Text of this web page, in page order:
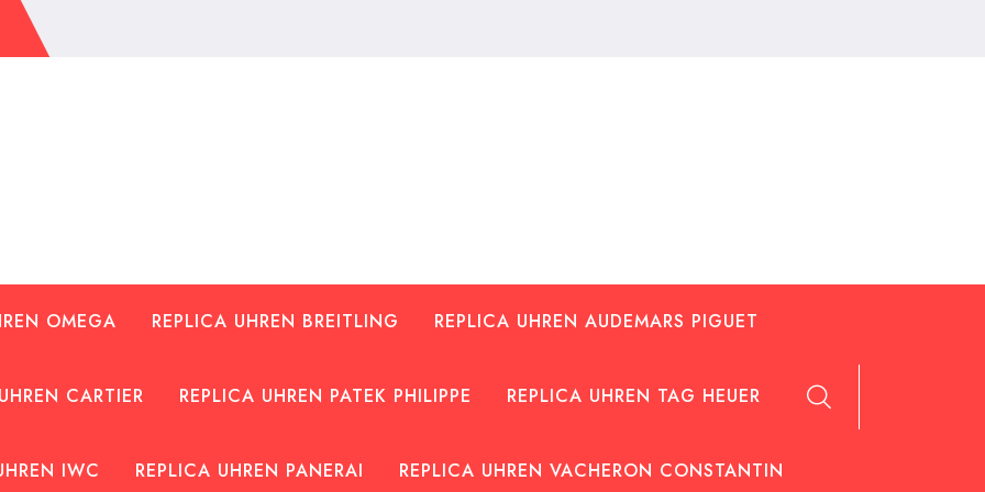
OMEGA REPLICA UHREN BREITLING REPLICA UHREN AUDEMARS PIGUET
CARTIER REPLICA UHREN PATEK PHILIPPE REPLICA UHREN TAG HEUER
IWC REPLICA UHREN PANERAI REPLICA UHREN VACHERON CONSTANTIN